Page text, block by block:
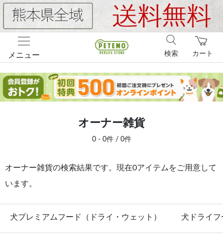
メニュー カート
検索
オーナー雑貨
0 - 0件 / 0件
オーナー雑貨の検索結果です。現在0アイテムをご用意して
います。
犬プレミアムフード（ドライ・ウェット） 犬ドライフ